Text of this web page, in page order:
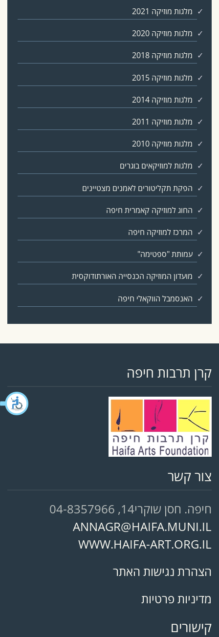
מלגות מוזיקה 2021
מלגות מוזיקה 2020
מלגות מוזיקה 2018
מלגות מוזיקה 2015
מלגות מוזיקה 2014
מלגות מוזיקה 2011
מלגות מוזיקה 2010
מלגות למוזיקאים בוגרים
הפקת תקליטורים לאמנים מצטיינים
החוג למוזיקה קאמרית חיפה
המרכז למוזיקה חיפה
עמותת "ספטימה"
מועדון המוזיקה הכנסייה האורתודוקסית
האנסמבל הווקאלי חיפה
קרן תרבות חיפה
צור קשר
חיפה. חסן שוקרי14, 04-8357966
ANNAGR@HAIFA.MUNI.IL
WWW.HAIFA-ART.ORG.IL
הצהרת נגישות האתר
מדיניות פרטיות
קישורים